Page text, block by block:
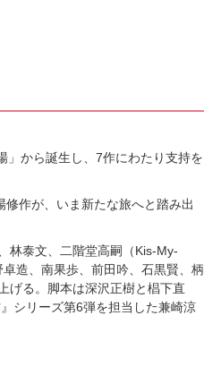
」から誕生し、7作にわたり支持を
作が、いま新たな旅へと踏み出
林泰文、二階堂高嗣（Kis-My-
造、南果歩、前田吟、石黒賢、柄
げる。脚本は深沢正樹と椙下直
シリーズ第6弾を担当した兼崎涼